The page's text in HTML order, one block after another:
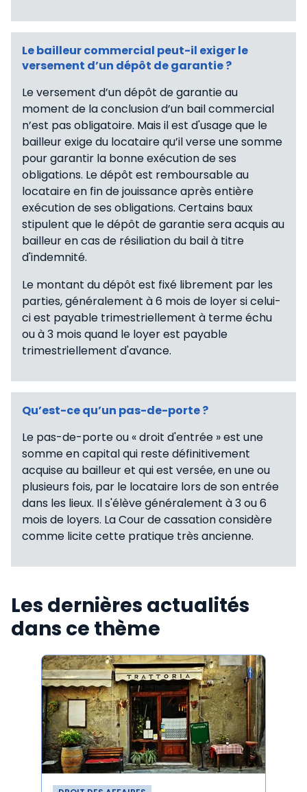
Le bailleur commercial peut-il exiger le
versement d’un dépôt de garantie ?
Le versement d’un dépôt de garantie au
moment de la conclusion d’un bail commercial
n’est pas obligatoire. Mais il est d'usage que le
bailleur exige du locataire qu’il verse une somme
pour garantir la bonne exécution de ses
obligations. Le dépôt est remboursable au
locataire en fin de jouissance après entière
exécution de ses obligations. Certains baux
stipulent que le dépôt de garantie sera acquis au
bailleur en cas de résiliation du bail à titre
d'indemnité.
Le montant du dépôt est fixé librement par les
parties, généralement à 6 mois de loyer si celui-
ci est payable trimestriellement à terme échu
ou à 3 mois quand le loyer est payable
trimestriellement d'avance.
Qu’est-ce qu’un pas-de-porte ?
Le pas-de-porte ou « droit d'entrée » est une
somme en capital qui reste définitivement
acquise au bailleur et qui est versée, en une ou
plusieurs fois, par le locataire lors de son entrée
dans les lieux. Il s'élève généralement à 3 ou 6
mois de loyers. La Cour de cassation considère
comme licite cette pratique très ancienne.
Les dernières actualités
dans ce thème